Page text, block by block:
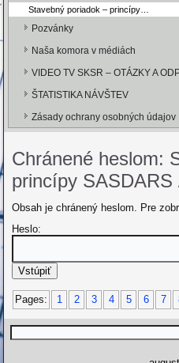
Stavebný poriadok – princípy…
Pozvánky
Naša komora v médiách
VIDEO TV SKSR – OTÁZKY A
ŠTATISTIKA NÁVŠTEV
Zásady ochrany osobných údajov
Chránené heslom:
princípy SASDARS
Obsah je chránený heslom. Pre
Heslo:
Pages: 1 2 3 4 5 6 7